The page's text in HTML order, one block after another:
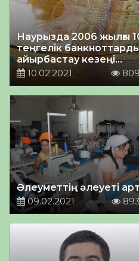
Наурызда 2006 жылғы
теңгелік
айырбастау кезеңі
аяқталады
10.02.2021 809
Әлеуметтің әлеуеті
09.02.2021
893